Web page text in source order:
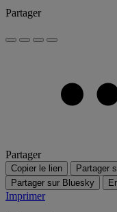
Partager
Partager
Copier le lien Partager
Partager sur Bluesky
Imprimer